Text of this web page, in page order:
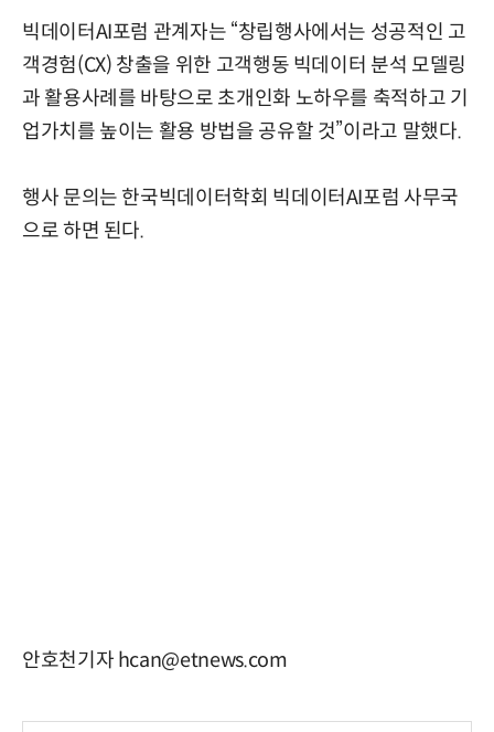
빅데이터AI포럼 관계자는 “창립행사에서는 성공적인 고
객경험(CX) 창출을 위한 고객행동 빅데이터 분석 모델링
과 활용사례를 바탕으로 초개인화 노하우를 축적하고 기
업가치를 높이는 활용 방법을 공유할 것”이라고 말했다.
행사 문의는 한국빅데이터학회 빅데이터AI포럼 사무국
으로 하면 된다.
안호천기자 hcan@etnews.com